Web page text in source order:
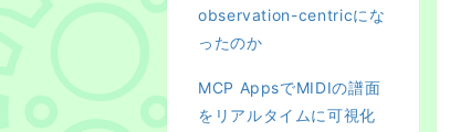
observation-centricにな
ったのか
MCP AppsでMIDIの譜面
をリアルタイムに可視化